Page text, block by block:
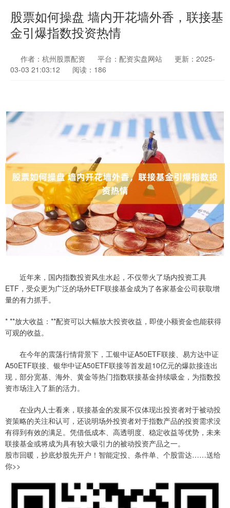
股票如何操盘 墙内开花墙外香，联接基
金引爆指数投资热情
作者：杭州股票配资 平台：配资实盘网站
更新：2025-
03-03 21:03:12
阅读：186
近年来，国内指数投资风生水起，不仅带火了场内投资工具
ETF，受众更为广泛的场外ETF联接基金成为了各家基金公司获取增
量的有力抓手。
* **放大收益：**配资可以大幅放大投资收益，即使小额资金也能获得
可观的收益。
在今年的震荡行情背景下，工银中证A50ETF联接、易方达中证
A50ETF联接、银华中证A50ETF联接等首发超10亿元的爆款接连出
现，部分宽基、海外、黄金等热门指数联接基金持续吸金，为指数投
资市场注入了新的活力。
在业内人士看来，联接基金的发展不仅体现出投资者对于被动投
资策略的关注和认可，还说明场外投资者对于指数产品的投资需求没
有得到有效的满足。凭借低成本、高透明度、稳定收益等优势，未来
联接基金或将成为具有较大吸引力的被动投资产品之一。
股市回暖，抄底炒股先开户！智能定投、条件单、个股雷达……送给
你>>